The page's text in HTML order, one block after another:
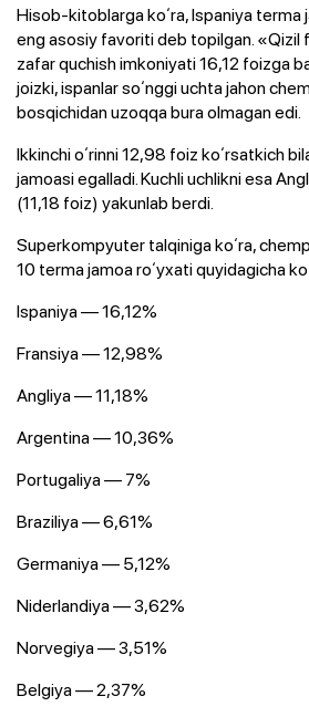
Hisob-kitoblarga koʻra, Ispaniya
eng asosiy favoriti deb topilgan. «Qizil
zafar quchish imkoniyati 16,12 foizga
joizki, ispanlar soʻnggi uchta jahon
bosqichidan uzoqqa bura olmagan edi.
Ikkinchi oʻrinni 12,98 foiz koʻrsatkich
jamoasi egalladi. Kuchli uchlikni esa
(11,18 foiz) yakunlab berdi.
Superkompyuter talqiniga koʻra,
10 terma jamoa roʻyxati quyidagicha
Ispaniya — 16,12%
Fransiya — 12,98%
Angliya — 11,18%
Argentina — 10,36%
Portugaliya — 7%
Braziliya — 6,61%
Germaniya — 5,12%
Niderlandiya — 3,62%
Norvegiya — 3,51%
Belgiya — 2,37%